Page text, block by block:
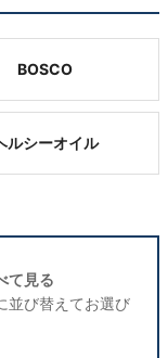
BOSCO
ルシーオイル
て見る
並び替えてお選び